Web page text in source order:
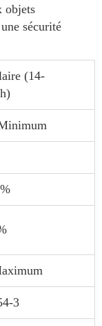
objets
sécurité
(14-
3